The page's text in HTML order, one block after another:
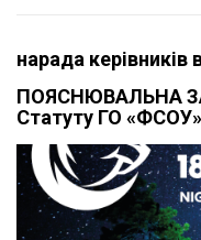
нарада керівників
ПОЯСНЮВАЛЬНА
Статуту ГО